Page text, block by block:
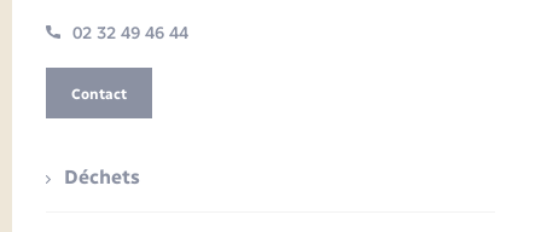
02 32 49 46 44
Contact
Déchets